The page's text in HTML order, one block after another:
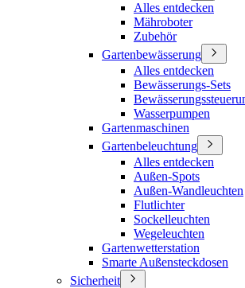
Alles entdecken
Mähroboter
Zubehör
Gartenbewässerung
Alles entdecken
Bewässerungs-Sets
Wasserpumpen
Gartenmaschinen
Gartenbeleuchtung
Alles entdecken
Außen-Spots
Außen-Wandleuchten
Flutlichter
Sockelleuchten
Wegeleuchten
Gartenwetterstation
Smarte Außensteckdosen
Sicherheit